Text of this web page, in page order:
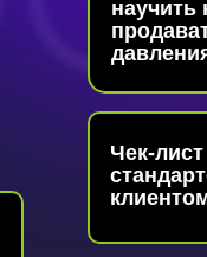
Чек-
научить